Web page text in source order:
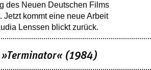
des Neuen Deutschen Films
Jetzt kommt eine neue Arbeit
Lenssen blickt zurück.
»Terminator« (1984)